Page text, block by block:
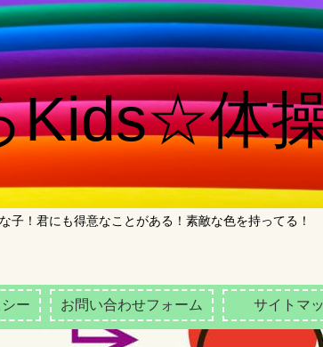
Kids☆体
子！君にも得意なことがある！素敵な色を持ってる！
ー お問い合わせフォーム サイトマ